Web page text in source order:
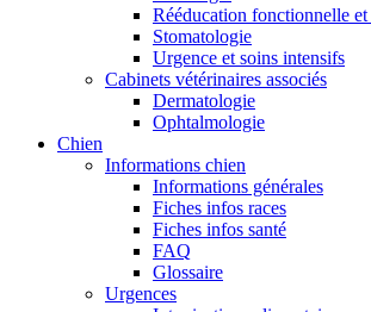
Rééducation fonctionnelle
Stomatologie
Urgence et soins intensifs
Cabinets vétérinaires associés
Dermatologie
Ophtalmologie
Chien
Informations chien
Informations générales
Fiches infos races
Fiches infos santé
FAQ
Glossaire
Urgences